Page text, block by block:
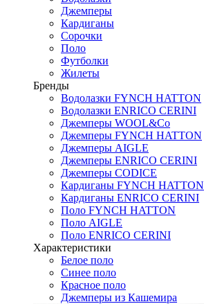
Джемперы
Кардиганы
Сорочки
Поло
Футболки
Жилеты
Бренды
Водолазки FYNCH HATTON
Водолазки ENRICO CERINI
Джемперы WOOL&Co
Джемперы FYNCH HATTON
Джемперы AIGLE
Джемперы ENRICO CERINI
Джемперы CODICE
Кардиганы FYNCH HATTON
Кардиганы ENRICO CERINI
Поло FYNCH HATTON
Поло AIGLE
Поло ENRICO CERINI
Характеристики
Белое поло
Синее поло
Красное поло
Джемперы из Кашемира